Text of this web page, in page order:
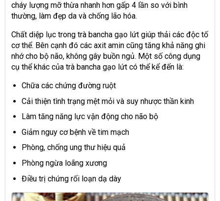
cháy lượng mỡ thừa nhanh hơn gấp 4 lần so với bình
thường, làm đẹp da và chống lão hóa.
Chất diệp lục trong trà bancha gạo lứt giúp thải các độc tố
cơ thể. Bên cạnh đó các axit amin cũng tăng khả năng ghi
nhớ cho bộ não, không gây buồn ngủ. Một số công dụng
cụ thể khác của trà bancha gạo lứt có thể kể đến là:
Chữa các chứng đường ruột
Cải thiện tình trạng mệt mỏi và suy nhược thần kinh
Làm tăng năng lực vận động cho não bộ
Giảm nguy cơ bệnh về tim mạch
Phòng, chống ung thư hiệu quả
Phòng ngừa loãng xương
Điều trị chứng rối loạn dạ dày